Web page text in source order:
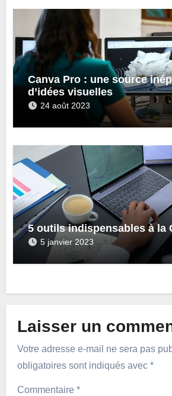
Canva Pro : une source
d’idées visuelles
24 août 2023
5 outils indispensables à la
5 janvier 2023
Laisser un
Votre adresse e-mail ne sera pas
obligatoires sont indiqués avec *
Commentaire *